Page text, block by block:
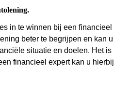
in te winnen bij een financieel
beter te begrijpen en kan u
situatie en doelen. Het is
financieel expert kan u hierbij